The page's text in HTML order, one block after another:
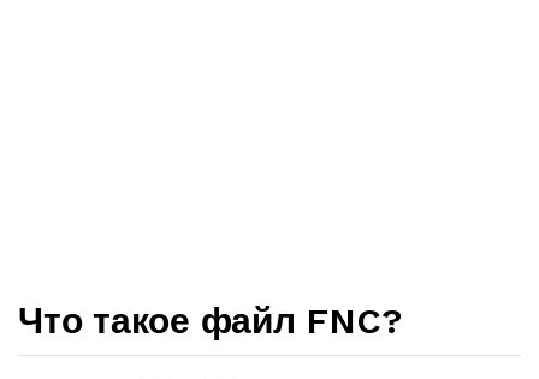
Что такое файл FNC?